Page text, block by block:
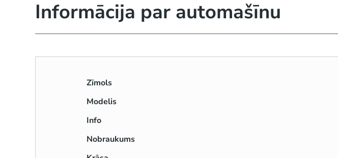
Informācija par automašīnu
Zīmols
Modelis
Info
Nobraukums